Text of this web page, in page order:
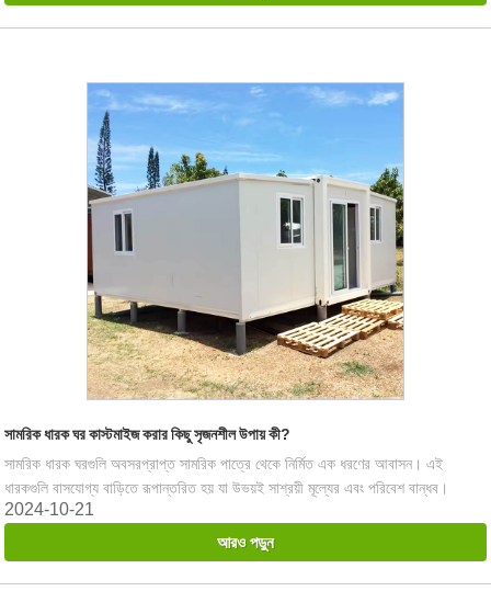
সামরিক ধারক ঘর কাস্টমাইজ করার কিছু সৃজনশীল উপায় কী?
সামরিক ধারক ঘরগুলি অবসরপ্রাপ্ত সামরিক পাত্রে থেকে নির্মিত এক ধরণের আবাসন। এই
ধারকগুলি বাসযোগ্য বাড়িতে রূপান্তরিত হয় যা উভয়ই সাশ্রয়ী মূল্যের এবং পরিবেশ বান্ধব।
2024-10-21
আরও পড়ুন